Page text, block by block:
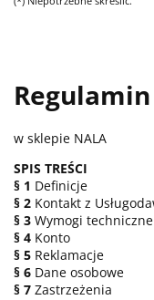
w sklepie NALA
SPIS TREŚCI
§ 1 Definicje
§ 2 Kontakt z
§ 3 Wymogi techniczne
§ 4 Konto
§ 5 Reklamacje
§ 6 Dane osobowe
§ 7 Zastrzeżenia